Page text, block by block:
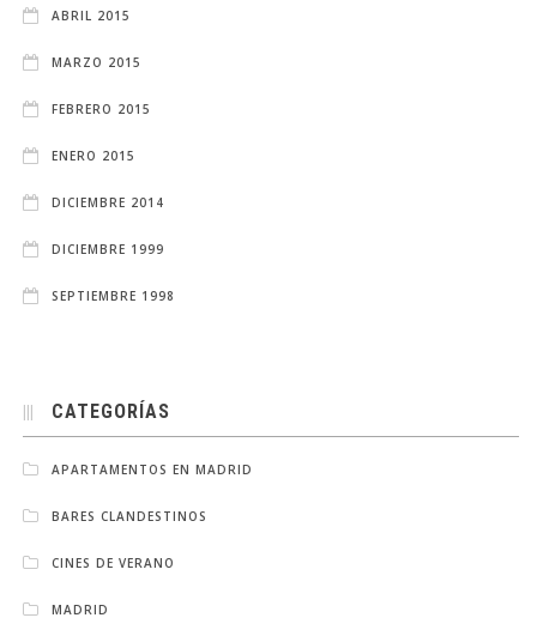
ABRIL 2015
MARZO 2015
FEBRERO 2015
ENERO 2015
DICIEMBRE 2014
DICIEMBRE 1999
SEPTIEMBRE 1998
CATEGORÍAS
APARTAMENTOS EN MADRID
BARES CLANDESTINOS
CINES DE VERANO
MADRID